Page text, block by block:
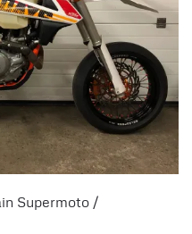
Supermoto /